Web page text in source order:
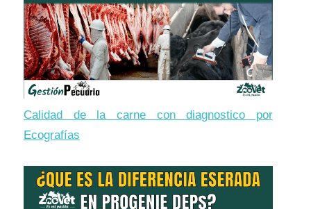
Calidad de la carne con diagnostico por
Ecografías